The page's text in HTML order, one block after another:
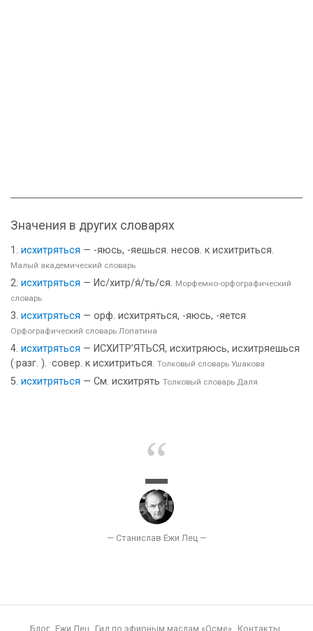
Значения в других словарях
исхитряться — -яюсь, -яешься. несов. к исхитриться.
Малый академический словарь
исхитряться — Ис/хитр/я́/ть/ся. Морфемно-орфографический
словарь
исхитряться — орф. исхитряться, -яюсь, -яется
Орфографический словарь Лопатина
исхитряться — ИСХИТР’ЯТЬСЯ, исхитряюсь, исхитряешься
(·разг. ). ·совер. к исхитриться. Толковый словарь Ушакова
исхитряться — См. исхитрять Толковый словарь Даля
Блог Ежи Лец Гид по эфирным маслам «Осме» Контакты